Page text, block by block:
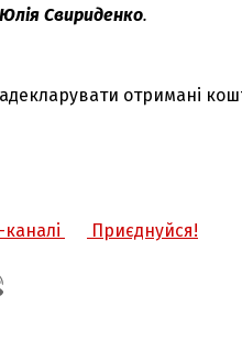
Юлія Свириденко.
отримані
Приєднуйся!